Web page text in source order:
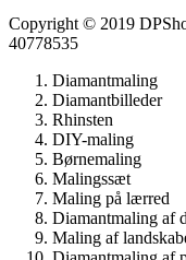
Copyright © 2019
40778535
Diamantmaling
Diamantbilleder
Rhinsten
DIY-maling
Børnemaling
Malingssæt
Maling på lærred
Diamantmaling af
Maling af